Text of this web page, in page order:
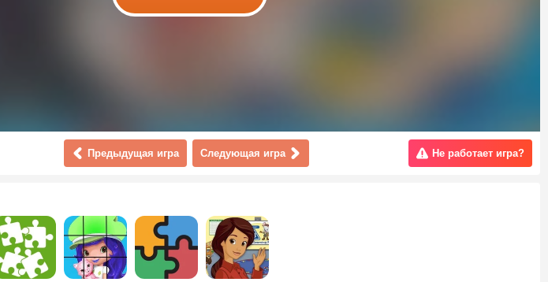
Предыдущая игра Следующая игра Не работает игра?